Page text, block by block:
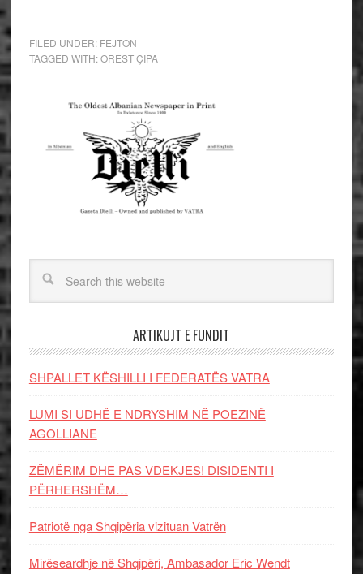
FILED UNDER: FEJTON
TAGGED WITH:OREST ÇIPA
ARTIKUJT E FUNDIT
SHPALLET KËSHILLI I FEDERATËS VATRA
LUMI SI UDHË E NDRYSHIM NË POEZINË
AGOLLIANE
ZËMËRIM DHE PAS VDEKJES! DISIDENTI I
PËRHERSHËM…
Patriotë nga Shqipëria vizituan Vatrën
Mirëseardhje në Shqipëri, Ambasador Eric Wendt